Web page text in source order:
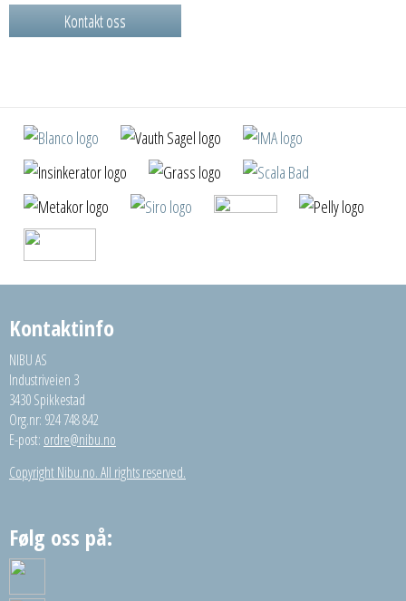
Kontakt oss
Kontaktinfo
NIBU AS
Industriveien 3
3430 Spikkestad
Org.nr: 924 748 842
E-post: ordre@nibu.no
Copyright Nibu.no. All rights reserved.
Følg oss på: